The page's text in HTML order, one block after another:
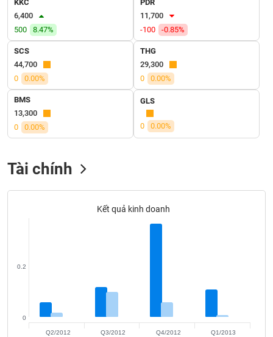
KKC
6,400
500
8.47%
PDR
11,700
-100
-0.85%
SCS
44,700
0
0.00%
THG
29,300
0
0.00%
BMS
13,300
0
0.00%
GLS
0 0.00%
Tài chính
Kết quả kinh doanh
0
0.2
Q2/2012 Q3/2012 Q4/2012 Q1/2013
SÓC
SỨC
KHỎE
TÀI
CHÍNH
CÔNG
NGHỆ
THÔNG
DỊCH
THÔNG